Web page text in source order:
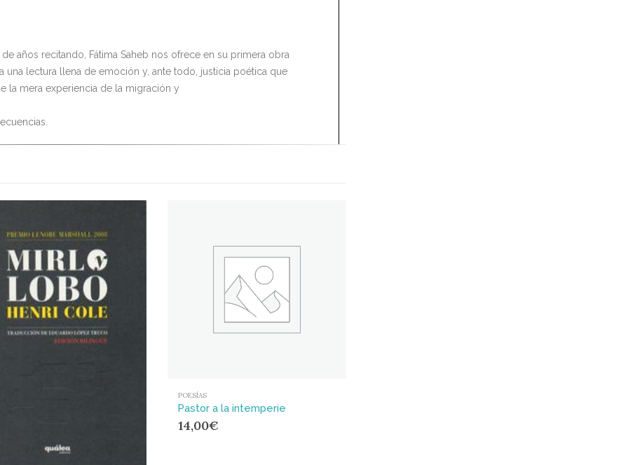
de años recitando, Fátima Saheb nos ofrece en su primera obra
una lectura llena de emoción y, ante todo, justicia poética que
la mera experiencia de la migración y
POESÍAS
Pastor a la intemperie
14,00€